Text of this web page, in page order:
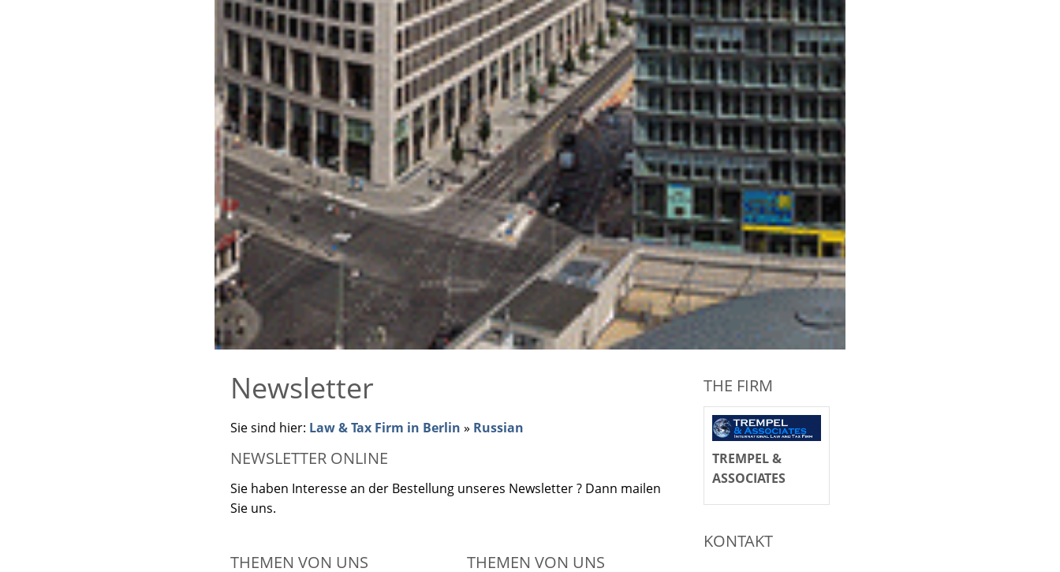
Newsletter
Sie sind hier: Law & Tax Firm in Berlin » Russian
NEWSLETTER ONLINE
Sie haben Interesse an der Bestellung unseres Newsletter ? Dann mailen
Sie uns.
THEMEN VON UNS THEMEN VON UNS
THE FIRM
TREMPEL &
ASSOCIATES
KONTAKT